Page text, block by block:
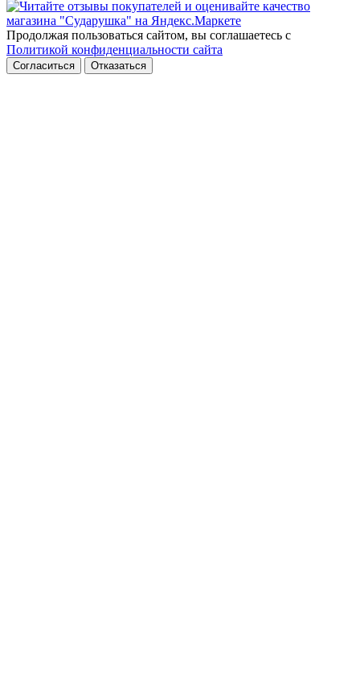
Продолжая пользоваться сайтом, вы соглашаетесь с
Политикой конфиденциальности сайта
Согласиться Отказаться